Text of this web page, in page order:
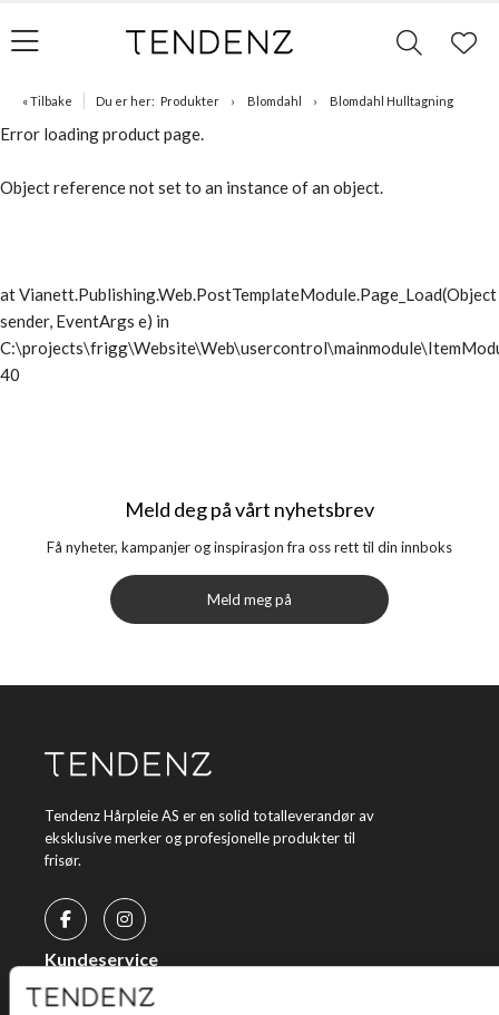
« Tilbake Du er her: Produkter Blomdahl Blomdahl Hulltagning
Error loading product page.
Object reference not set to an instance of an object.
at Vianett.Publishing.Web.PostTemplateModule.Page_Load(Object
sender, EventArgs e) in
40
Meld deg på vårt nyhetsbrev
Få nyheter, kampanjer og inspirasjon fra oss rett til din innboks
Meld meg på
Tendenz Hårpleie AS er en solid totalleverandør av
eksklusive merker og profesjonelle produkter til
frisør.
Kundeservice
Kjøpsvilkår